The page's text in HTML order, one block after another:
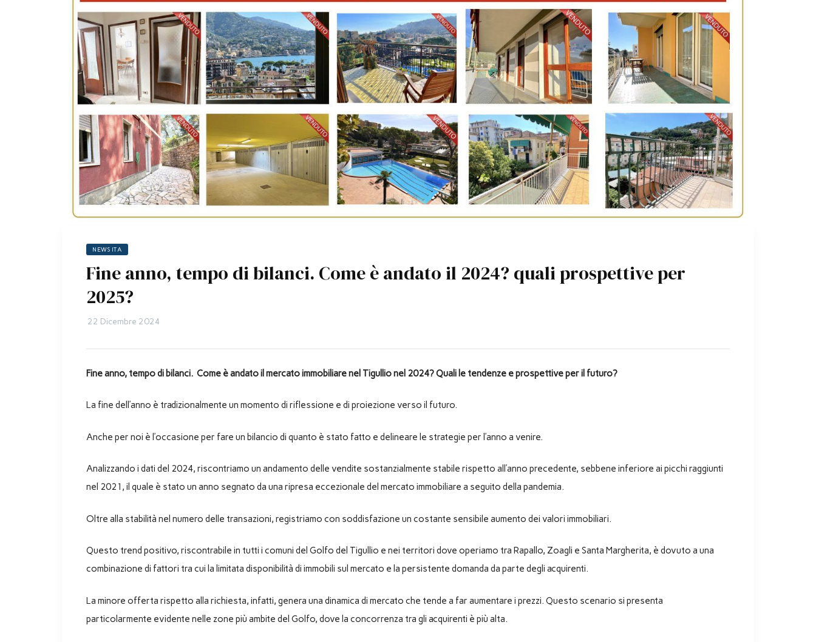
NEWS ITA
Fine anno, tempo di bilanci. Come è andato il 2024? quali prospettive per
2025?
22 Dicembre 2024
Fine anno, tempo di bilanci. Come è andato il mercato immobiliare nel Tigullio nel 2024? Quali le tendenze e prospettive per il futuro?
La fine dell’anno è tradizionalmente un momento di riflessione e di proiezione verso il futuro.
Anche per noi è l’occasione per fare un bilancio di quanto è stato fatto e delineare le strategie per l’anno a venire.
Analizzando i dati del 2024, riscontriamo un andamento delle vendite sostanzialmente stabile rispetto all’anno precedente, sebbene inferiore ai picchi raggiunti
nel 2021, il quale è stato un anno segnato da una ripresa eccezionale del mercato immobiliare a seguito della pandemia.
Oltre alla stabilità nel numero delle transazioni, registriamo con soddisfazione un costante sensibile aumento dei valori immobiliari.
Questo trend positivo, riscontrabile in tutti i comuni del Golfo del Tigullio e nei territori dove operiamo tra Rapallo, Zoagli e Santa Margherita, è dovuto a una
combinazione di fattori tra cui la limitata disponibilità di immobili sul mercato e la persistente domanda da parte degli acquirenti.
La minore offerta rispetto alla richiesta, infatti, genera una dinamica di mercato che tende a far aumentare i prezzi. Questo scenario si presenta
particolarmente evidente nelle zone più ambite del Golfo, dove la concorrenza tra gli acquirenti è più alta.